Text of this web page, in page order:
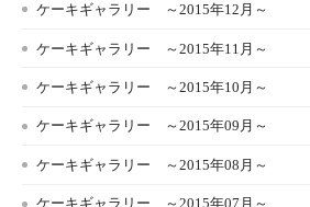
ケーキギャラリー ～2015年12月～
ケーキギャラリー ～2015年11月～
ケーキギャラリー ～2015年10月～
ケーキギャラリー ～2015年09月～
ケーキギャラリー ～2015年08月～
ケーキギャラリー ～2015年07月～